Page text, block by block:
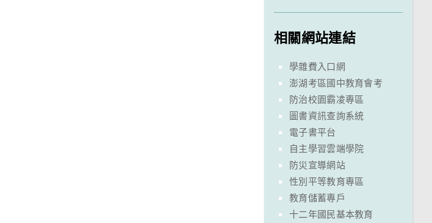
相關網站連結
學雜費入口網
澎湖考區國中教育會考
防治校園霸凌專區
圖書資訊查詢系統
電子書平台
自主學習雲端學院
防災宣導網站
性別平等教育專區
教育儲蓄專戶
十二年國民基本教育